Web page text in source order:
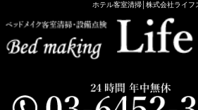
ホテル客室清掃│株式会社ライフ